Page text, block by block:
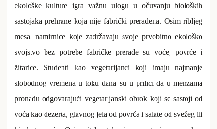
ekološke kulture igra važnu ulogu u očuvanju bioloških
sastojaka prehrane koja nije fabrički prerađena. Osim ribljeg
mesa, namirnice koje zadržavaju svoje prvobitno ekološko
svojstvo bez potrebe fabričke prerade su voće, povrće i
žitarice. Studenti kao vegetarijanci koji imaju najmanje
slobodnog vremena u toku dana su u prilici da u menzama
pronađu odgovarajući vegetarijanski obrok koji se sastoji od
voća kao dezerta, glavnog jela od povrća i salate od svežeg ili